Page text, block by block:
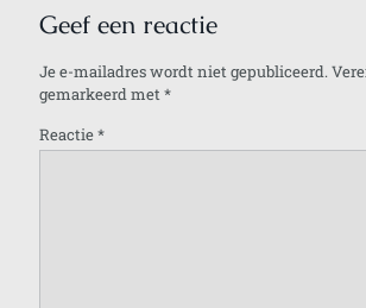
Geef een reactie
Je e-mailadres wordt niet gepubliceerd.
gemarkeerd met*
Reactie*